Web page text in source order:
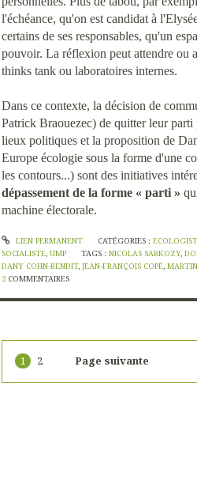
l'échéance, qu'on est candidat à
certains de ses responsables, qu'un
pouvoir. La réflexion peut attendre ou
thinks tank ou laboratoires internes.
Dans ce contexte, la décision de
Patrick Braouezec) de quitter leur
lieux politiques et la proposition de
Europe écologie sous la forme d'une
les contours...) sont des initiatives
dépassement de la forme « parti »
machine électorale.
LIEN PERMANENT CATÉGORIES :
SOCIALISTE, UMP TAGS :NICOLAS SARKOZY,
DANY COHN-BENDIT, JEAN-FRANÇOIS COPÉ,
2 COMMENTAIRES
1 2 Page suivante